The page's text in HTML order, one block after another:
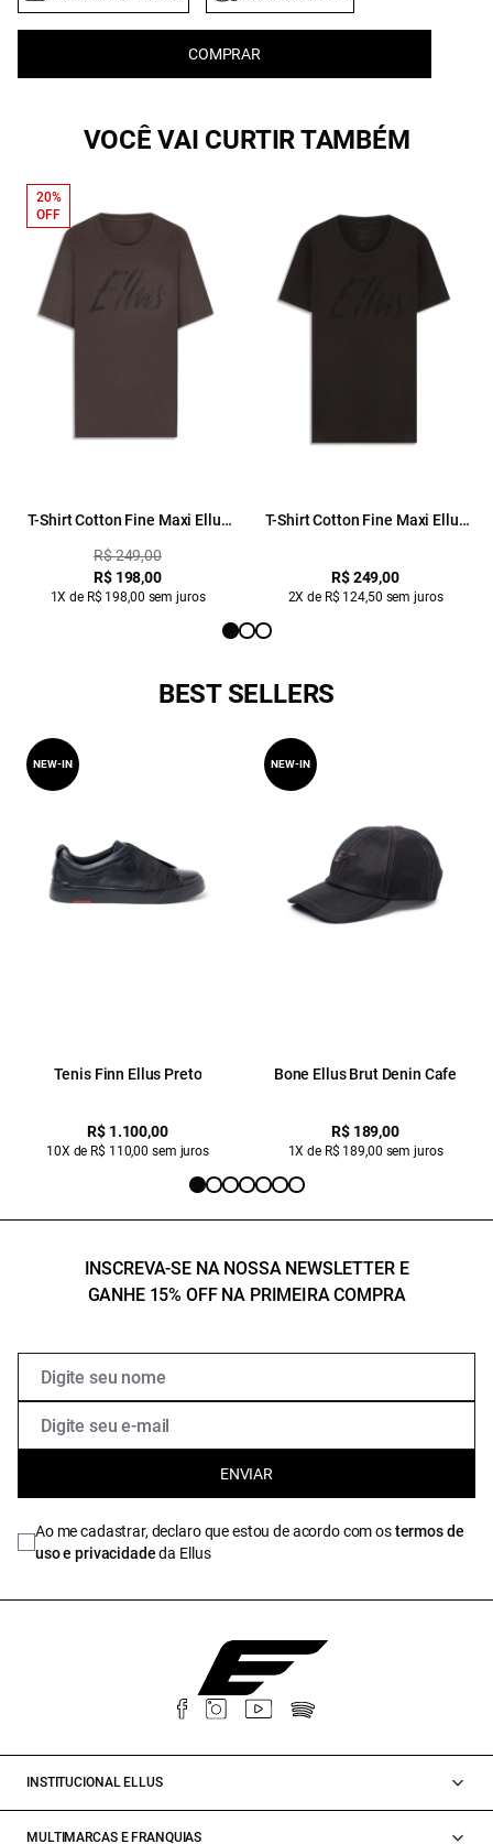
COMPRAR
VOCÊ VAI CURTIR TAMBÉM
T-Shirt Cotton Fine Maxi Ellus
R$ 249,00
R$ 198,00
1X de R$ 198,00 sem juros
20%
OFF
T-Shirt Cotton Fine Maxi Ellus
R$ 249,00
2X de R$ 124,50 sem juros
BEST SELLERS
Tenis Finn Ellus Preto
R$ 1.100,00
10X de R$ 110,00 sem juros
NEW-IN
Bone Ellus Brut Denin Cafe
R$ 189,00
1X de R$ 189,00 sem juros
NEW-IN
INSCREVA-SE NA NOSSA NEWSLETTER E
GANHE 15% OFF NA PRIMEIRA COMPRA
ENVIAR
Ao me cadastrar, declaro que estou de acordo com ostermos de
uso e privacidadeda Ellus
INSTITUCIONAL ELLUS
MULTIMARCAS E FRANQUIAS